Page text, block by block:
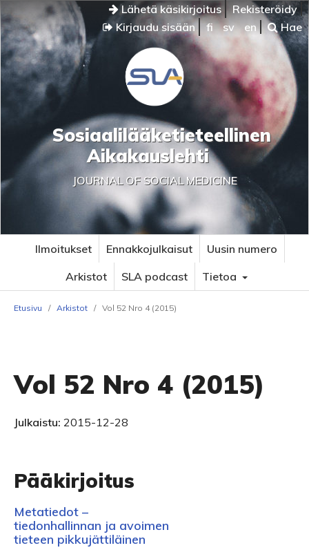
Lähetä käsikirjoitus
Rekisteröidy
Kirjaudu sisään
fi sv en Hae
Sosiaalilääketieteellinen
Aikakauslehti
JOURNAL OF SOCIAL MEDICINE
Ilmoitukset Ennakkojulkaisut
Uusin numero
Arkistot
SLA podcast Tietoa
Etusivu / Arkistot / Vol 52 Nro 4 (2015)
Vol 52 Nro 4 (2015)
Julkaistu: 2015-12-28
Pääkirjoitus
Metatiedot –
tiedonhallinnan ja avoimen
tieteen pikkujättiläinen